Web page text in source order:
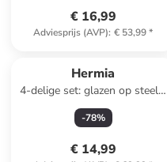
€ 16,99
Adviesprijs (AVP): € 53,99*
Hermia
4-delige set: glazen op steel -
160 ml
-78%
€ 14,99